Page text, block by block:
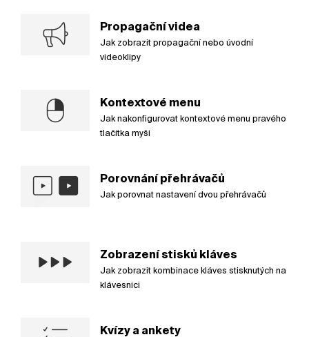
Propagační videa
Jak zobrazit propagační nebo úvodní
videoklipy
Kontextové menu
Jak nakonfigurovat kontextové menu pravého
tlačítka myši
Porovnání přehrávačů
Jak porovnat nastavení dvou přehrávačů
Zobrazení stisků kláves
Jak zobrazit kombinace kláves stisknutých na
klávesnici
Kvízy a ankety